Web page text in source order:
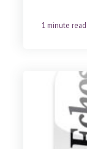
1 minute read